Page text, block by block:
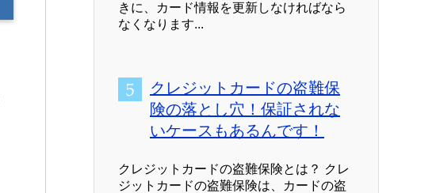
きに、カード情報を更新しなければなら
なくなります...
クレジットカードの盗難保
険の落とし穴！保証されな
いケースもあるんです！
クレジットカードの盗難保険とは？ クレ
ジットカードの盗難保険は、カードの盗